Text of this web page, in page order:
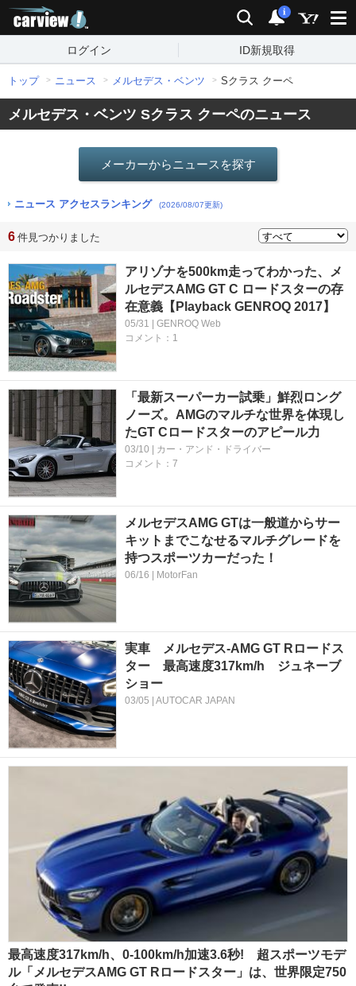
検索 通知
i
ログイン ID新規取得
トップ ニュース メルセデス・ベンツ Sクラス クーペ
メルセデス・ベンツ Sクラス クーペのニュース
メーカーからニュースを探す
ニュース アクセスランキング (2026/08/07更新)
6 件見つかりました
アリゾナを500km走ってわかった、メ
ルセデスAMG GT C ロードスターの存
在意義【Playback GENROQ 2017】
05/31 | GENROQ Web
コメント：1
「最新スーパーカー試乗」鮮烈ロング
ノーズ。AMGのマルチな世界を体現し
たGT Cロードスターのアピール力
03/10 | カー・アンド・ドライバー
コメント：7
メルセデスAMG GTは一般道からサー
キットまでこなせるマルチグレードを
持つスポーツカーだった！
06/16 | MotorFan
実車 メルセデス-AMG GT Rロードス
ター 最高速度317km/h ジュネーブ
ショー
03/05 | AUTOCAR JAPAN
最高速度317km/h、0-100km/h加速3.6秒! 超スポーツモデ
ル「メルセデスAMG GT Rロードスター」は、世界限定750